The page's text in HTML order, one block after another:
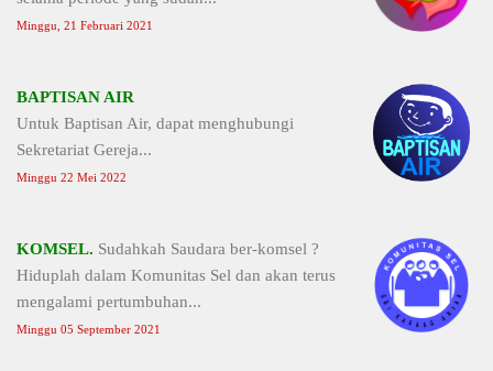
Minggu, 21 Februari 2021
BAPTISAN AIR
Untuk Baptisan Air, dapat menghubungi
Sekretariat Gereja...
Minggu 22 Mei 2022
KOMSEL. Sudahkah Saudara ber-komsel ?
Hiduplah dalam Komunitas Sel dan akan terus
mengalami pertumbuhan...
Minggu 05 September 2021